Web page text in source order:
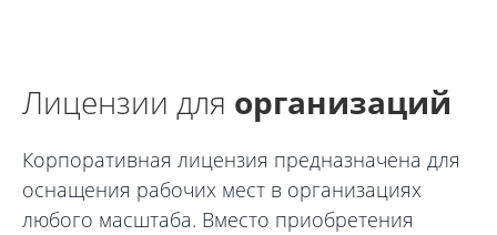
Лицензии для организаций
Корпоративная лицензия предназначена для
оснащения рабочих мест в организациях
любого масштаба. Вместо приобретения